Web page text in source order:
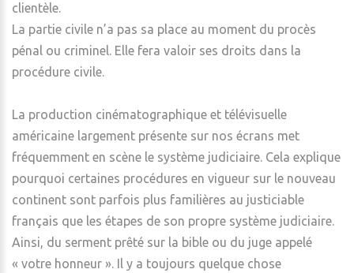
clientèle.
La partie civile n’a pas sa place au moment du procès
pénal ou criminel. Elle fera valoir ses droits dans la
procédure civile.
La production cinématographique et télévisuelle
américaine largement présente sur nos écrans met
fréquemment en scène le système judiciaire. Cela explique
pourquoi certaines procédures en vigueur sur le nouveau
continent sont parfois plus familières au justiciable
français que les étapes de son propre système judiciaire.
Ainsi, du serment prêté sur la bible ou du juge appelé
« votre honneur ». Il y a toujours quelque chose